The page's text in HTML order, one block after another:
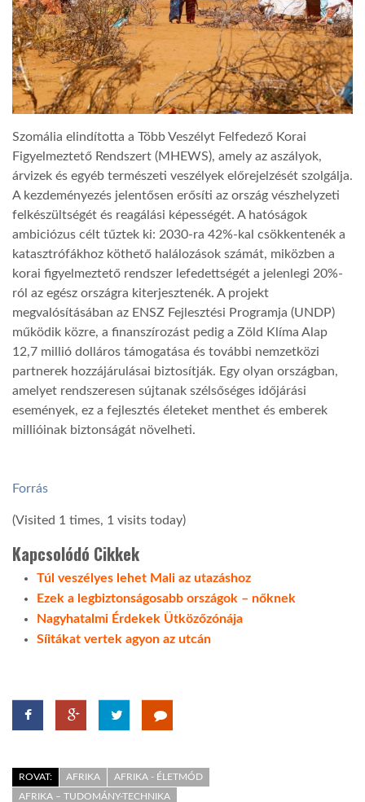
GLOBOTV
AFRIKA TUDÁSTÁR
A NAP SZÉPE
LINKTR.EE
GLOBOZSARU
DOBRAVERO.HU
LATIMO.HU
GLOBOBOOK
Szomália elindította a Több Veszélyt Felfedező Korai
Figyelmeztető Rendszert (MHEWS), amely az aszályok,
árvizek és egyéb természeti veszélyek előrejelzését szolgálja.
A kezdeményezés jelentősen erősíti az ország vészhelyzeti
felkészültségét és reagálási képességét. A hatóságok
ambiciózus célt tűztek ki: 2030-ra 42%-kal csökkentenék a
katasztrófákhoz köthető halálozások számát, miközben a
korai figyelmeztető rendszer lefedettségét a jelenlegi 20%-
ról az egész országra kiterjesztenék. A projekt
megvalósításában az ENSZ Fejlesztési Programja (UNDP)
működik közre, a finanszírozást pedig a Zöld Klíma Alap
12,7 millió dolláros támogatása és további nemzetközi
partnerek hozzájárulásai biztosítják. Egy olyan országban,
amelyet rendszeresen sújtanak szélsőséges időjárási
események, ez a fejlesztés életeket menthet és emberek
millióinak biztonságát növelheti.
Forrás
(Visited 1 times, 1 visits today)
Kapcsolódó Cikkek
Túl veszélyes lehet Mali az utazáshoz
Ezek a legbiztonságosabb országok – nőknek
Nagyhatalmi Érdekek Ütközőzónája
Síitákat vertek agyon az utcán
ROVAT: AFRIKA
AFRIKA - ÉLETMÓD
AFRIKA – TUDOMÁNY-TECHNIKA